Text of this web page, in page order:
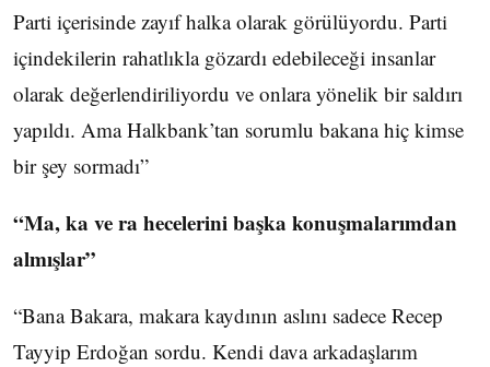
Parti içerisinde zayıf halka olarak görülüyordu. Parti
içindekilerin rahatlıkla gözardı edebileceği insanlar
olarak değerlendiriliyordu ve onlara yönelik bir saldırı
yapıldı. Ama Halkbank’tan sorumlu bakana hiç kimse
bir şey sormadı”
“Ma, ka ve ra hecelerini başka konuşmalarımdan
almışlar”
“Bana Bakara, makara kaydının aslını sadece Recep
Tayyip Erdoğan sordu. Kendi dava arkadaşlarım